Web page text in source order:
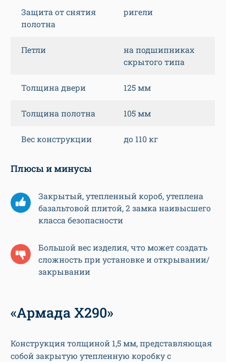
Защита от снятия
полотна
ригели
Петли
на подшипниках
скрытого типа
Толщина двери 125 мм
Толщина полотна 105 мм
Вес конструкции до 110 кг
Плюсы и минусы
Закрытый, утепленный короб, утеплена
базальтовой плитой, 2 замка наивысшего
класса безопасности
Большой вес изделия, что может создать
сложность при установке и открывании/
закрывании
«Армада X290»
Конструкция толщиной 1,5 мм, представляющая
собой закрытую утепленную коробку с